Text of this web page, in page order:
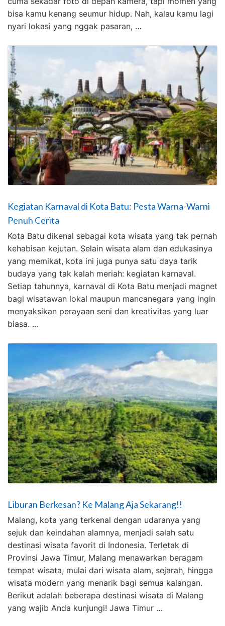
bisa kamu kenang seumur hidup. Nah, kalau kamu lagi
nyari lokasi yang nggak pasaran, …
Kegiatan Karnaval di Kota Batu: Pesta Warna-Warni
Penuh Cerita
Kota Batu dikenal sebagai kota wisata yang tak pernah
kehabisan kejutan. Selain wisata alam dan edukasinya
yang memikat, kota ini juga punya satu daya tarik
budaya yang tak kalah meriah: kegiatan karnaval.
Setiap tahunnya, karnaval di Kota Batu menjadi magnet
bagi wisatawan lokal maupun mancanegara yang ingin
menyaksikan perayaan seni dan kreativitas yang luar
biasa. …
Liburan Berkesan? Ke Malang Aja Sekarang!!
Malang, kota yang terkenal dengan udaranya yang
sejuk dan keindahan alamnya, menjadi salah satu
destinasi wisata favorit di Indonesia. Terletak di
Provinsi Jawa Timur, Malang menawarkan beragam
tempat wisata, mulai dari wisata alam, sejarah, hingga
wisata modern yang menarik bagi semua kalangan.
Berikut adalah beberapa destinasi wisata di Malang
yang wajib Anda kunjungi! Jawa Timur …